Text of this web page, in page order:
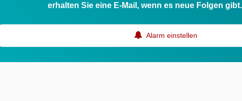
erhalten Sie eine E-Mail, wenn es neue Folgen
Alarm einstellen